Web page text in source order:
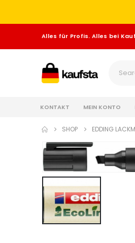
Alles für Profis. Alles bei
KONTAKT MEIN KONTO
SHOP EDDING